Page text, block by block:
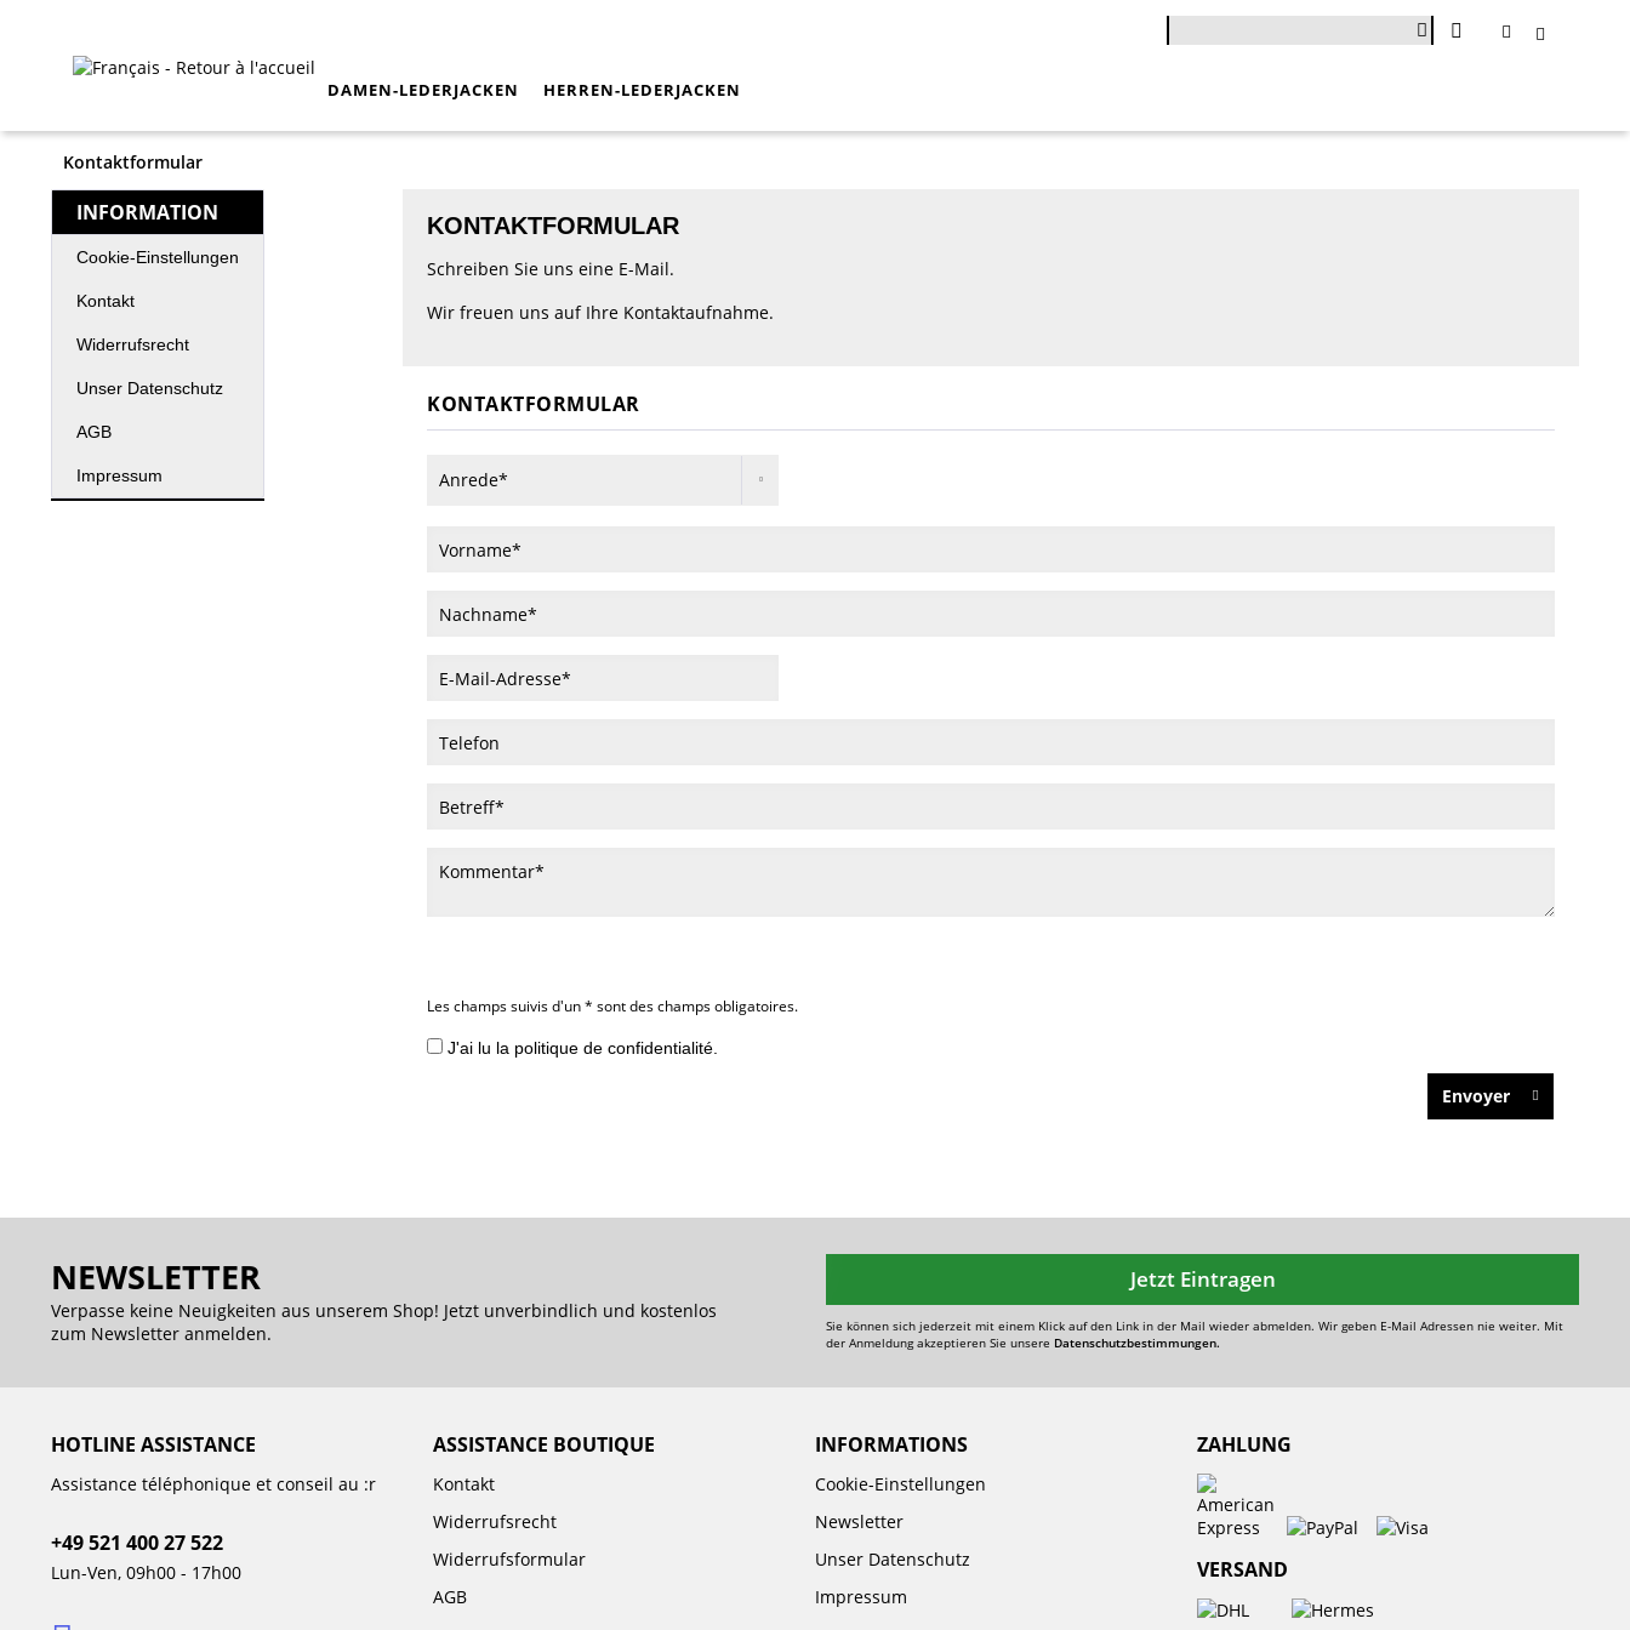
DAMEN-LEDERJACKEN HERREN-LEDERJACKEN
Kontaktformular
INFORMATION
Cookie-Einstellungen
Kontakt
Widerrufsrecht
Unser Datenschutz
AGB
Impressum
KONTAKTFORMULAR
Schreiben Sie uns eine E-Mail.
Wir freuen uns auf Ihre Kontaktaufnahme.
KONTAKTFORMULAR
Les champs suivis d'un * sont des champs obligatoires.
J'ai lu la politique de confidentialité.
Envoyer
NEWSLETTER
Verpasse keine Neuigkeiten aus unserem Shop! Jetzt unverbindlich und kostenlos
zum Newsletter anmelden.
Jetzt Eintragen
Sie können sich jederzeit mit einem Klick auf den Link in der Mail wieder abmelden. Wir geben E-Mail Adressen nie weiter. Mit
der Anmeldung akzeptieren Sie unsere Datenschutzbestimmungen.
HOTLINE ASSISTANCE
Assistance téléphonique et conseil au :r
+49 521 400 27 522
Lun-Ven, 09h00 - 17h00
ASSISTANCE BOUTIQUE
Kontakt
Widerrufsrecht
Widerrufsformular
AGB
INFORMATIONS
Cookie-Einstellungen
Newsletter
Unser Datenschutz
Impressum
ZAHLUNG
VERSAND